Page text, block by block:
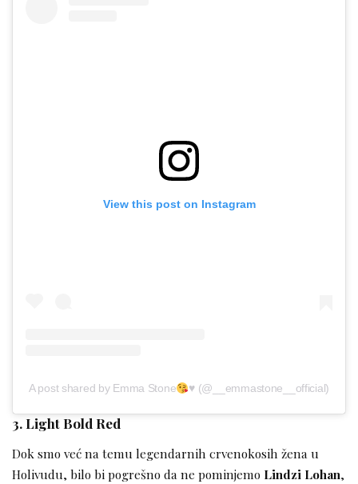
View this post on Instagram
A post shared by Emma Stone ♥️ (@__emmastone__official)
3. Light Bold Red
Dok smo već na temu legendarnih crvenokosih žena u
Holivudu, bilo bi pogrešno da ne pominjemo Lindzi Lohan,